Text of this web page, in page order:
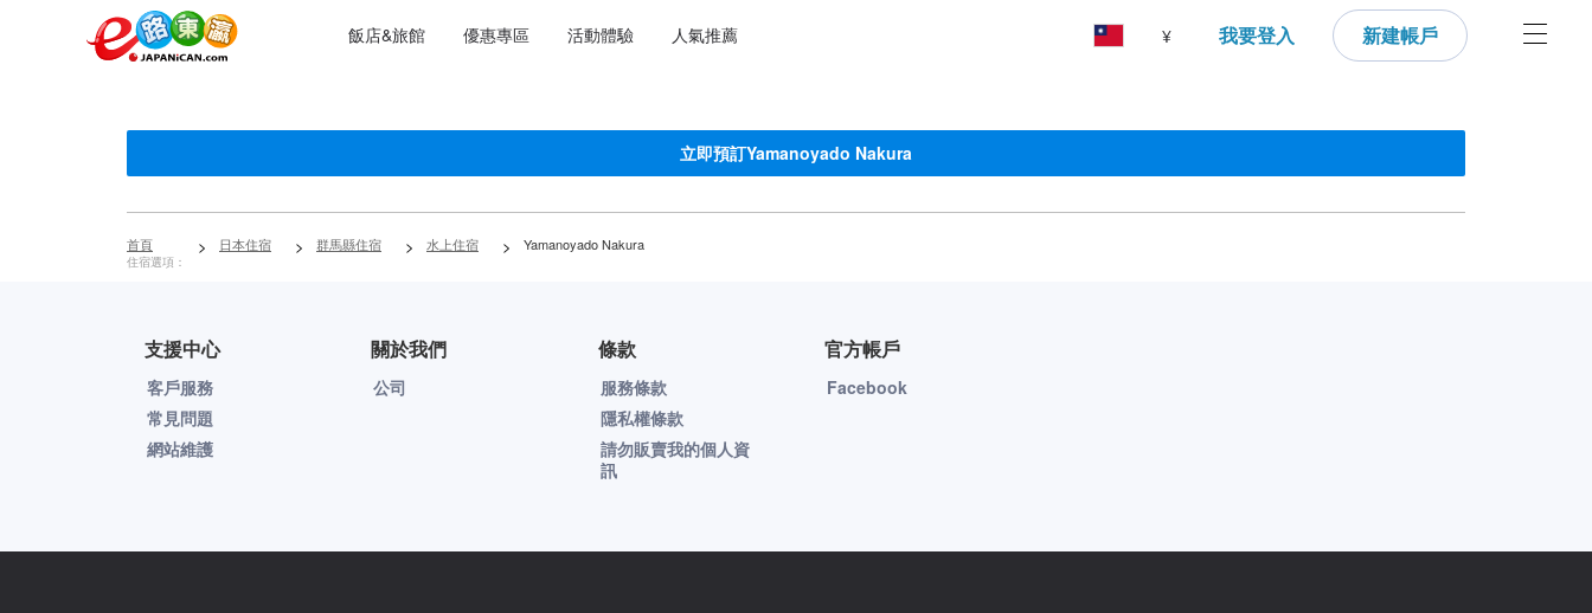
飯店&旅館 優惠專區 活動體驗 人氣推薦 ¥ 我要登入 新建帳戶
立即預訂Yamanoyado Nakura
首頁
住宿選項：
> 日本住宿 > 群馬縣住宿 > 水上住宿 > Yamanoyado Nakura
支援中心
客戶服務
常見問題
網站維護
關於我們
公司
條款
服務條款
隱私權條款
請勿販賣我的個人資
訊
官方帳戶
Facebook